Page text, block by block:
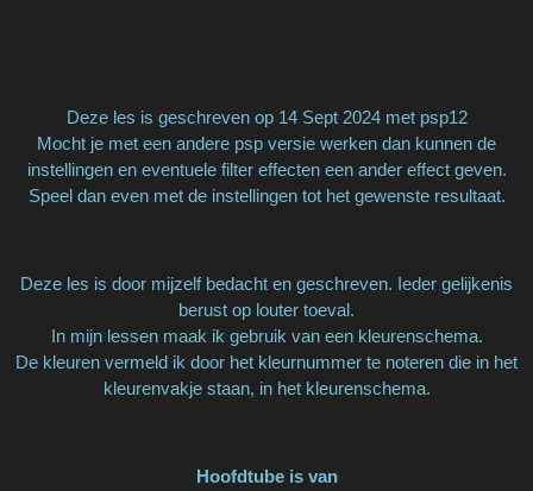
Deze les is geschreven op 14 Sept 2024 met psp12
Mocht je met een andere psp versie werken dan kunnen de
instellingen en eventuele filter effecten een ander effect geven.
Speel dan even met de instellingen tot het gewenste resultaat.
Deze les is door mijzelf bedacht en geschreven. Ieder gelijkenis
berust op louter toeval.
In mijn lessen maak ik gebruik van een kleurenschema.
De kleuren vermeld ik door het kleurnummer te noteren die in het
kleurenvakje staan, in het kleurenschema.
Hoofdtube is van